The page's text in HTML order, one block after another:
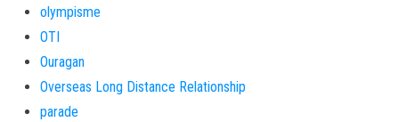
olympisme
OTI
Ouragan
Overseas Long Distance Relationship
parade